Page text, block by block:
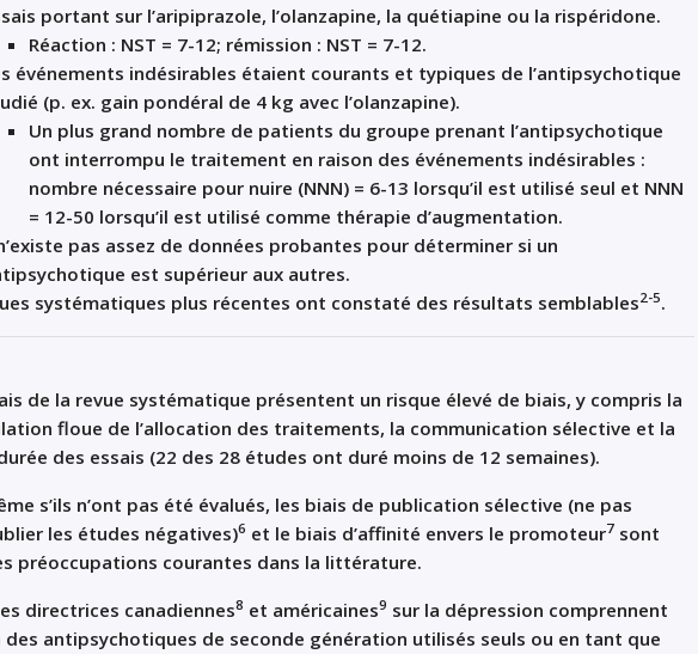
portant sur l’aripiprazole, l’olanzapine, la quétiapine ou la rispéridone.
Réaction : NST = 7-12; rémission : NST = 7-12.
événements indésirables étaient courants et typiques de l’antipsychotique
(p. ex. gain pondéral de 4 kg avec l’olanzapine).
Un plus grand nombre de patients du groupe prenant l’antipsychotique
ont interrompu le traitement en raison des événements indésirables :
nombre nécessaire pour nuire (NNN) = 6-13 lorsqu’il est utilisé seul et NNN
= 12-50 lorsqu’il est utilisé comme thérapie d’augmentation.
pas assez de données probantes pour déterminer si un
est supérieur aux autres.
systématiques plus récentes ont constaté des résultats semblables2-5.
de la revue systématique présentent un risque élevé de biais, y compris la
floue de l’allocation des traitements, la communication sélective et la
des essais (22 des 28 études ont duré moins de 12 semaines).
s’ils n’ont pas été évalués, les biais de publication sélective (ne pas
les études négatives)6 et le biais d’affinité envers le promoteur7 sont
préoccupations courantes dans la littérature.
directrices canadiennes8 et américaines9 sur la dépression comprennent
des antipsychotiques de seconde génération utilisés seuls ou en tant que